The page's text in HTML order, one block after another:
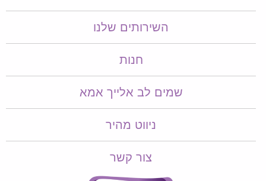
השירותים שלנו
חנות
שמים לב אלייך אמא​​
ניווט מהיר
צור קשר